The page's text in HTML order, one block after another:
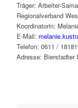
Träger: Arbeiter-
Regionalverband
Koordinatorin:
E-Mail:
Telefon: 0611 /
Adresse: Bierstadter